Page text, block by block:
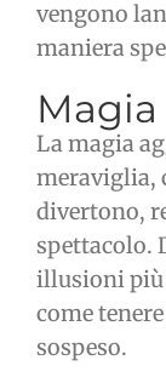
vengono
maniera
Magia
La magia
meraviglia,
divertono,
spettacolo.
illusioni più
come
sospeso.